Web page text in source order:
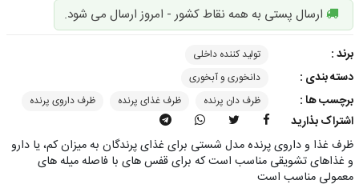
ارسال پستی به همه نقاط کشور - امروز ارسال می شود.
برند : تولید کننده داخلی
دسته بندی : دانخوری و آبخوری
برچسب ها : ظرف دان پرنده ظرف غذای پرنده ظرف داروی پرنده
اشتراک بذارید
ظرف غذا و داروی پرنده مدل شستی برای غذای پرندگان به میزان کم، یا دارو
و غذاهای تشویقی مناسب است که برای قفس های با فاصله میله های
معمولی مناسب است